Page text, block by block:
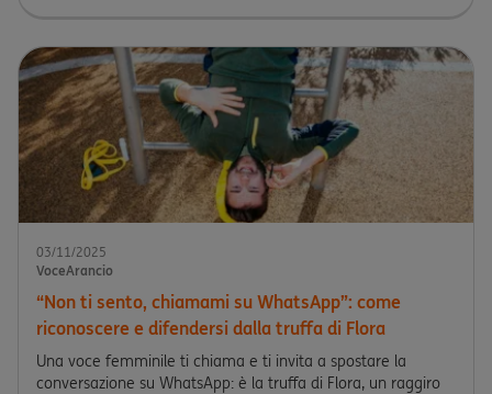
03/11/2025
VoceArancio
“Non ti sento, chiamami su WhatsApp”: come
riconoscere e difendersi dalla truffa di Flora
Una voce femminile ti chiama e ti invita a spostare la
conversazione su WhatsApp: è la truffa di Flora, un raggiro